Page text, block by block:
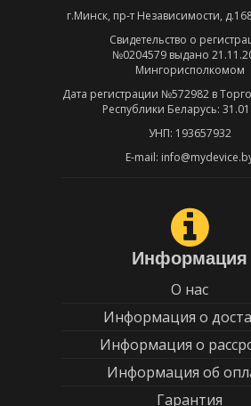
г.Минск, пр-т Независимости,
Свидетельство о
№0204579 выдано
Мингорисполкомом
Дата регистрации №572982 в
Республики Беларусь:
УНП: 193657932
E-mail:
Информация
О нас
Информация о
Информация о
Информация об
Гарантия